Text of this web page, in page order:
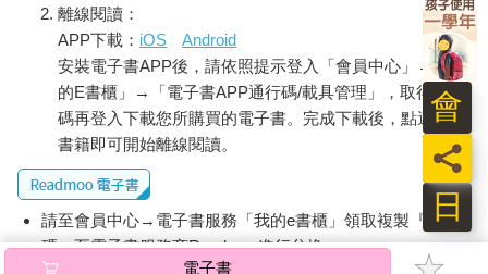
離線閱讀：
APP下載： iOS
Android
安裝電子書APP後，請依照提示登入「會員中心」→「我
的E書櫃」→「電子書APP通行碼/載具管理」，取得通行
碼再登入下載您所購買的電子書。完成下載後，點選任一
書籍即可開始離線閱讀。
請至會員中心→電子書服務「我的e書櫃」領取複製『兌換
碼』至電子書服務商Readmoo進行兌換。
電子書
日
員
會